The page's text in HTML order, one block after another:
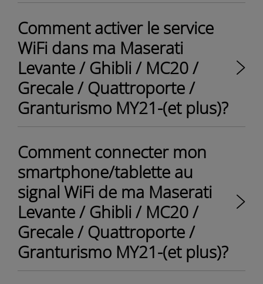
Comment activer le service
WiFi dans ma Maserati
Levante / Ghibli / MC20 /
Grecale / Quattroporte /
Granturismo MY21-(et plus)?
Comment connecter mon
smartphone/tablette au
signal WiFi de ma Maserati
Levante / Ghibli / MC20 /
Grecale / Quattroporte /
Granturismo MY21-(et plus)?